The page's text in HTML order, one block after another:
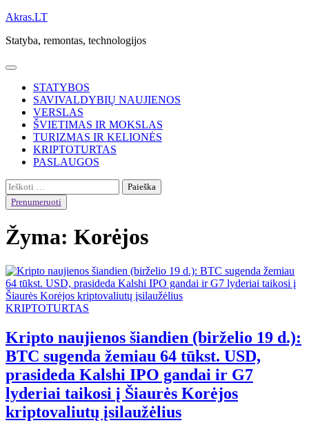
Skip
content
Akras.LT
Statyba, remontas, technologijos
STATYBOS
SAVIVALDYBIŲ NAUJIENOS
VERSLAS
ŠVIETIMAS IR MOKSLAS
TURIZMAS IR KELIONĖS
KRIPTOTURTAS
PASLAUGOS
Ieškoti:
Prenumeruoti
Žyma: Korėjos
KRIPTOTURTAS
Kripto naujienos šiandien (birželio 19 d.):
BTC sugenda žemiau 64 tūkst. USD,
prasideda Kalshi IPO gandai ir G7
lyderiai taikosi į Šiaurės Korėjos
kriptovaliutų įsilaužėlius